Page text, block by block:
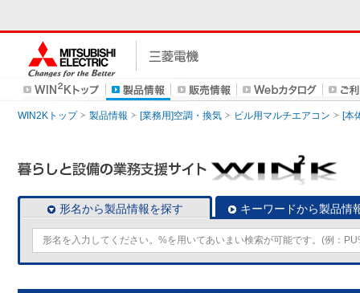
WIN2Kトップ 製品情報 [業務用]空調・換気 ビル用マルチエアコン [本
形名から製品情報を探す キーワードから製品情